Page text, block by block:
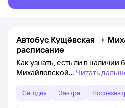
Автобус Кущёвская →
расписание
Как узнать, есть ли в наличии
Михайловской
Читать
Сегодня Завтра